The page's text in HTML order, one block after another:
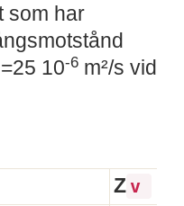
som har
=25 10-6 m²/s vid
Z v